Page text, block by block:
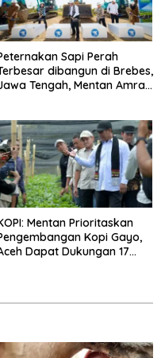
Sapi Perah
dibangun di Brebes,
Tengah, Mentan Amran
Mentan Prioritaskan
Kopi Gayo,
Dapat Dukungan 17